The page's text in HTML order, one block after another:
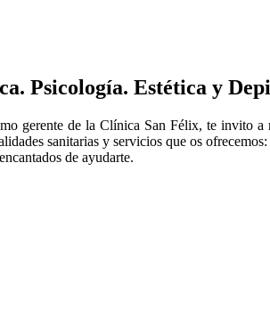
Psicología. Estética y
gerente de la Clínica San Félix, te invito
sanitarias y servicios que os
de ayudarte.